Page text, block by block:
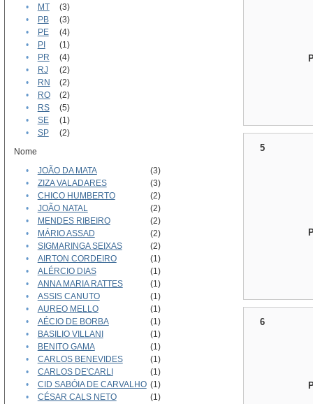
•
MT
(3)
•
PB
(3)
•
PE
(4)
•
PI
(1)
•
PR
(4)
•
RJ
(2)
•
RN
(2)
•
RO
(2)
•
RS
(5)
•
SE
(1)
•
SP
(2)
Nome
•
JOÃO DA MATA
(3)
•
ZIZA VALADARES
(3)
•
CHICO HUMBERTO
(2)
•
JOÃO NATAL
(2)
•
MENDES RIBEIRO
(2)
•
MÁRIO ASSAD
(2)
•
SIGMARINGA SEIXAS
(2)
•
AIRTON CORDEIRO
(1)
•
ALÉRCIO DIAS
(1)
•
ANNA MARIA RATTES
(1)
•
ASSIS CANUTO
(1)
•
AUREO MELLO
(1)
•
AÉCIO DE BORBA
(1)
•
BASILIO VILLANI
(1)
•
BENITO GAMA
(1)
•
CARLOS BENEVIDES
(1)
•
CARLOS DE'CARLI
(1)
•
CID SABÓIA DE CARVALHO (1)
•
CÉSAR CALS NETO
(1)
5
6